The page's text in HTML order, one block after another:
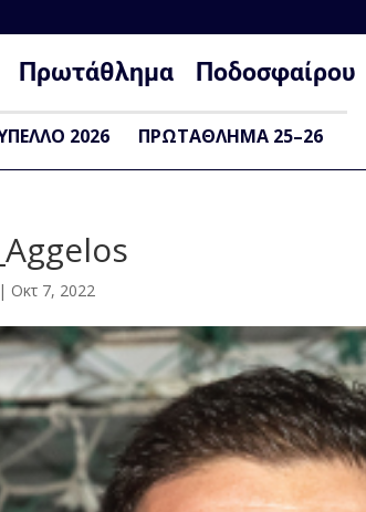
Πρωτάθλημα Ποδοσφαίρου
2026 ΠΡΩΤΑΘΛΗΜΑ 25–26
| Οκτ 7, 2022